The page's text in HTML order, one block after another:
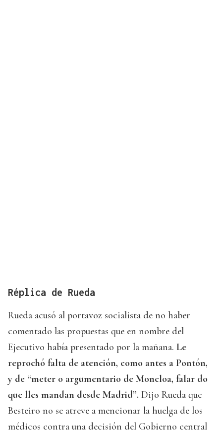
Réplica de Rueda
Rueda acusó al portavoz socialista de no haber
comentado las propuestas que en nombre del
Ejecutivo había presentado por la mañana. Le
reprochó falta de atención, como antes a Pontón,
y de “meter o argumentario de Moncloa, falar do
que lles mandan desde Madrid”. Dijo Rueda que
Besteiro no se atreve a mencionar la huelga de los
médicos contra una decisión del Gobierno central